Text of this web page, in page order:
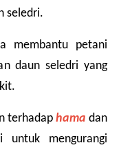
seledri.
membantu petani
daun seledri yang
terhadap hama dan
untuk mengurangi